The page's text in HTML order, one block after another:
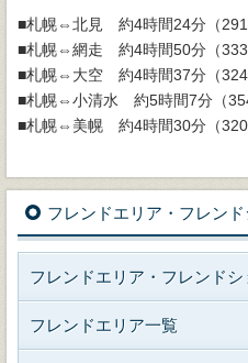
■札幌⇔北見 約4時間24分（
■札幌⇔網走 約4時間50分（
■札幌⇔大空 約4時間37分（
■札幌⇔小清水 約5時間7分（
■札幌⇔美幌 約4時間30分（
フレンドエリア・フレン
フレンドエリア・フレンド
フレンドエリア一覧